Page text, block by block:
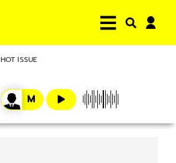
HOT ISSUE